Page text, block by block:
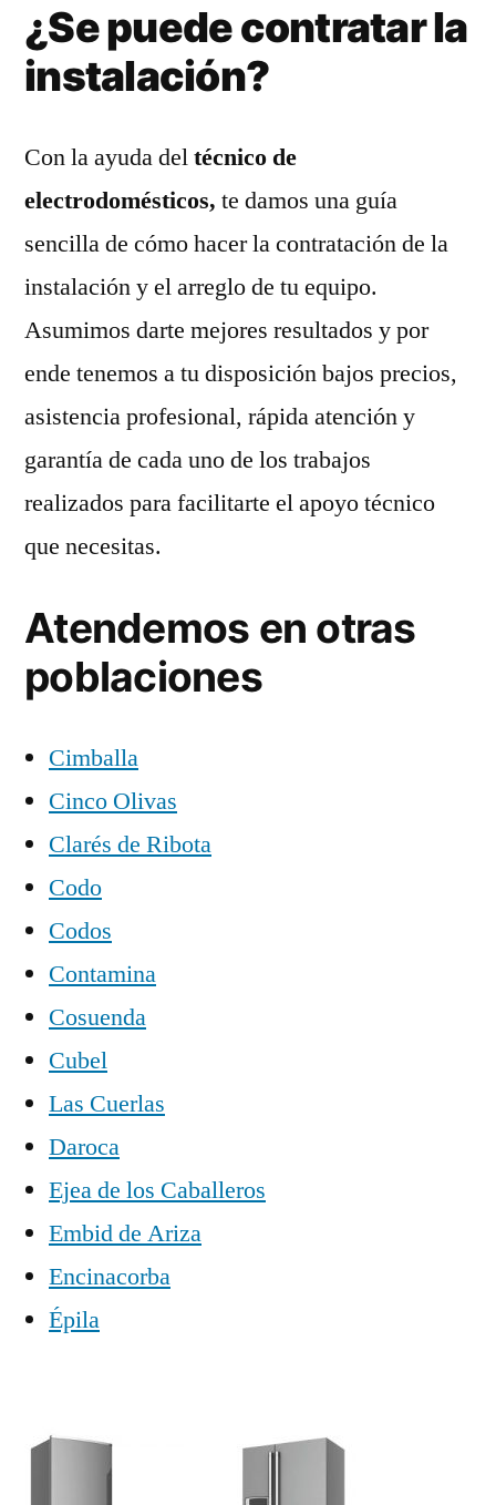
¿Se puede contratar la
instalación?
Con la ayuda deltécnico de
electrodomésticos, te damos una guía
sencilla de cómo hacer la contratación de la
instalación y el arreglo de tu equipo.
Asumimos darte mejores resultados y por
ende tenemos a tu disposición bajos precios,
asistencia profesional, rápida atención y
garantía de cada uno de los trabajos
realizados para facilitarte el apoyo técnico
que necesitas.
Atendemos en otras
poblaciones
Cimballa
Cinco Olivas
Clarés de Ribota
Codo
Codos
Contamina
Cosuenda
Cubel
Las Cuerlas
Daroca
Ejea de los Caballeros
Embid de Ariza
Encinacorba
Épila